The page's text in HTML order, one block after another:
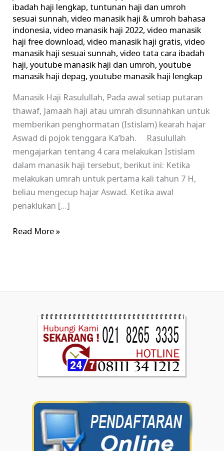
ibadah haji lengkap,tuntunan haji dan umroh
sesuai sunnah,video manasik haji & umroh bahasa
indonesia,video manasik haji 2022,video manasik
haji free download,video manasik haji gratis,video
manasik haji sesuai sunnah,video tata cara ibadah
haji,youtube manasik haji dan umroh,youtube
manasik haji depag,youtube manasik haji lengkap
Manasik Haji Rasulullah, Pada awal setiap putaran
thawaf, Jamaah haji atau umrah disunnahkan untuk
memberikan penghormatan (Istislam) kearah hajar
Aswad di pojok tenggara Ka’bah. Rasulullah
mengajarkan tentang 4 cara melakukan Istislam
dalam manasik haji tersebut, berikut ini: Ketika
melakukan umrah untuk pertama kali tahun 7 H,
beliau mengecup hajar Aswad. Ketika awal
penaklukan […]
Read More »